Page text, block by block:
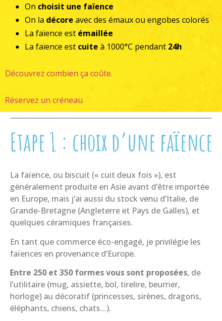
On choisit une faïence
On la décore avec des émaux ou engobes colorés
La faïence est émaillée
La faïence est cuite à 1000°C pendant 24h
Découvrez combien ça coûte.
Réservez un créneau
Etape 1 : choix d’une faïence
La faïence, ou biscuit (« cuit deux fois »), est
généralement produite en Asie avant d’être importée
en Europe, mais j’ai aussi du stock venu d’Italie, de
Grande-Bretagne (Angleterre et Pays de Galles), et
quelques céramiques françaises.
En tant que commerce éco-engagé, je privilégie les
faïences en provenance d’Europe.
Entre 250 et 350 formes vous sont proposées, de
l’utilitaire (mug, assiette, bol, tirelire, beurrier,
horloge) au décoratif (princesses, sirènes, dragons,
éléphants, chiens, chats…).